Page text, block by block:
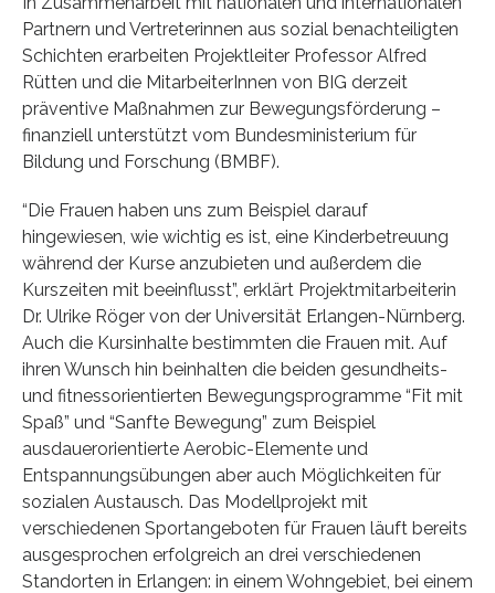
Partnern und Vertreterinnen aus sozial benachteiligten
Schichten erarbeiten Projektleiter Professor Alfred
Rütten und die MitarbeiterInnen von BIG derzeit
präventive Maßnahmen zur Bewegungsförderung –
finanziell unterstützt vom Bundesministerium für
Bildung und Forschung (BMBF).
“Die Frauen haben uns zum Beispiel darauf
hingewiesen, wie wichtig es ist, eine Kinderbetreuung
während der Kurse anzubieten und außerdem die
Kurszeiten mit beeinflusst”, erklärt Projektmitarbeiterin
Dr. Ulrike Röger von der Universität Erlangen-Nürnberg.
Auch die Kursinhalte bestimmten die Frauen mit. Auf
ihren Wunsch hin beinhalten die beiden gesundheits-
und fitnessorientierten Bewegungsprogramme “Fit mit
Spaß” und “Sanfte Bewegung” zum Beispiel
ausdauerorientierte Aerobic-Elemente und
Entspannungsübungen aber auch Möglichkeiten für
sozialen Austausch. Das Modellprojekt mit
verschiedenen Sportangeboten für Frauen läuft bereits
ausgesprochen erfolgreich an drei verschiedenen
Standorten in Erlangen: in einem Wohngebiet, bei einem